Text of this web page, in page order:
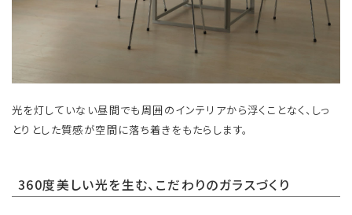
光を灯していない昼間でも周囲のインテリアから浮くことなく、しっ
とりとした質感が空間に落ち着きをもたらします。
360度美しい光を生む、こだわりのガラスづくり